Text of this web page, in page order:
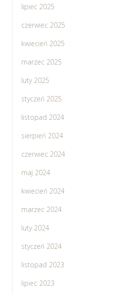
lipiec 2025
czerwiec 2025
kwiecień 2025
marzec 2025
luty 2025
styczeń 2025
listopad 2024
sierpień 2024
czerwiec 2024
maj 2024
kwiecień 2024
marzec 2024
luty 2024
styczeń 2024
listopad 2023
lipiec 2023